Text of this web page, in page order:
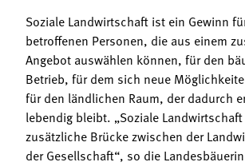
Soziale Landwirtschaft ist ein Gewinn
betroffenen Personen, die aus einem
Angebot auswählen können, für den
Betrieb, für dem sich neue
für den ländlichen Raum, der dadurch
lebendig bleibt. „Soziale
zusätzliche Brücke zwischen der
der Gesellschaft“, so die